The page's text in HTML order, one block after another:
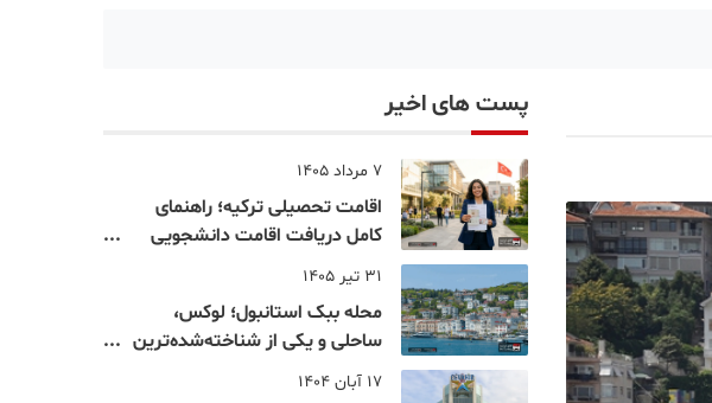
پست های اخیر
7 مرداد 1405
اقامت تحصیلی ترکیه؛ راهنمای
کامل دریافت اقامت دانشجویی
ترکیه در سال ۲۰۲۶
31 تیر 1405
محله ببک استانبول؛ لوکس،
ساحلی و یکی از شناخته‌شده‌ترین
نقاط بسفر
17 آبان 1404